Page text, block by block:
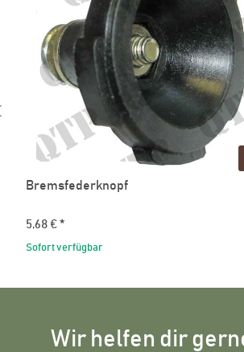
Bremsfederknopf
5,68 € *
Sofort verfügbar
Wir helfen dir